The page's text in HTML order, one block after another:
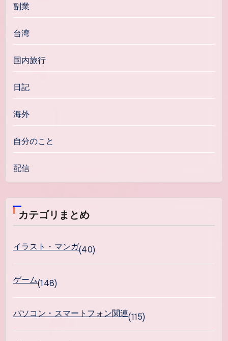
副業
台湾
国内旅行
日記
海外
自分のこと
配信
カテゴリまとめ
イラスト・マンガ(40)
ゲーム(148)
パソコン・スマートフォン関連(115)